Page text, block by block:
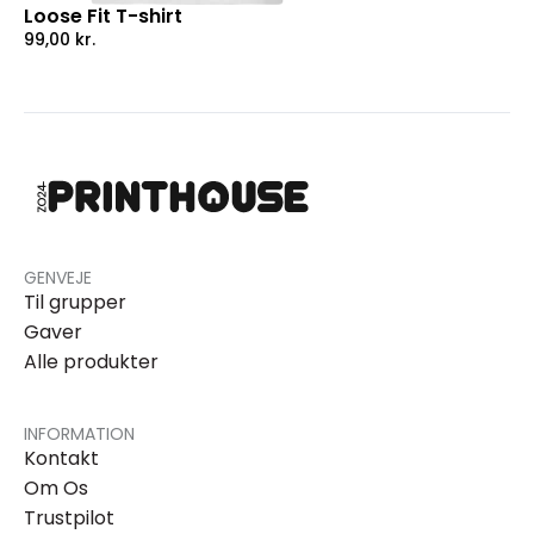
Loose Fit T-shirt
99,00 kr.
GENVEJE
Til grupper
Gaver
Alle produkter
INFORMATION
Kontakt
Om Os
Trustpilot